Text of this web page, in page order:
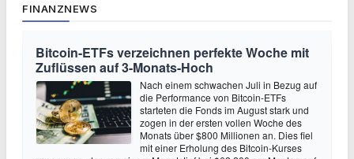
FINANZNEWS
Bitcoin-ETFs verzeichnen perfekte Woche mit
Zuflüssen auf 3-Monats-Hoch
Nach einem schwachen Juli in Bezug auf
die Performance von Bitcoin-ETFs
starteten die Fonds im August stark und
zogen in der ersten vollen Woche des
Monats über $800 Millionen an. Dies fiel
mit einer Erholung des Bitcoin-Kurses